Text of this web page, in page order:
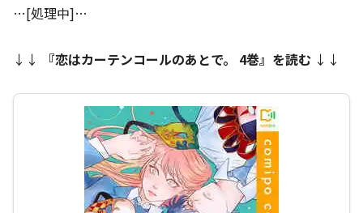
…[処理中]…
↓↓ 『恋はカーテンコールのあとで。 4巻』を読む ↓↓